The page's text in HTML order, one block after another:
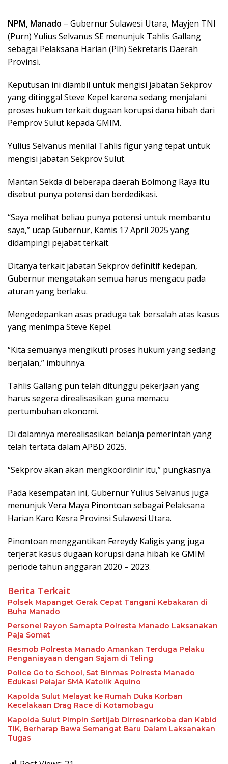
NPM, Manado – Gubernur Sulawesi Utara, Mayjen TNI
(Purn) Yulius Selvanus SE menunjuk Tahlis Gallang
sebagai Pelaksana Harian (Plh) Sekretaris Daerah
Provinsi.
Keputusan ini diambil untuk mengisi jabatan Sekprov
yang ditinggal Steve Kepel karena sedang menjalani
proses hukum terkait dugaan korupsi dana hibah dari
Pemprov Sulut kepada GMIM.
Yulius Selvanus menilai Tahlis figur yang tepat untuk
mengisi jabatan Sekprov Sulut.
Mantan Sekda di beberapa daerah Bolmong Raya itu
disebut punya potensi dan berdedikasi.
“Saya melihat beliau punya potensi untuk membantu
saya,” ucap Gubernur, Kamis 17 April 2025 yang
didampingi pejabat terkait.
Ditanya terkait jabatan Sekprov definitif kedepan,
Gubernur mengatakan semua harus mengacu pada
aturan yang berlaku.
Mengedepankan asas praduga tak bersalah atas kasus
yang menimpa Steve Kepel.
“Kita semuanya mengikuti proses hukum yang sedang
berjalan,” imbuhnya.
Tahlis Gallang pun telah ditunggu pekerjaan yang
harus segera direalisasikan guna memacu
pertumbuhan ekonomi.
Di dalamnya merealisasikan belanja pemerintah yang
telah tertata dalam APBD 2025.
“Sekprov akan akan mengkoordinir itu,” pungkasnya.
Pada kesempatan ini, Gubernur Yulius Selvanus juga
menunjuk Vera Maya Pinontoan sebagai Pelaksana
Harian Karo Kesra Provinsi Sulawesi Utara.
Pinontoan menggantikan Fereydy Kaligis yang juga
terjerat kasus dugaan korupsi dana hibah ke GMIM
periode tahun anggaran 2020 – 2023.
Berita Terkait
Polsek Mapanget Gerak Cepat Tangani Kebakaran di
Buha Manado
Personel Rayon Samapta Polresta Manado Laksanakan
Paja Somat
Resmob Polresta Manado Amankan Terduga Pelaku
Penganiayaan dengan Sajam di Teling
Police Go to School, Sat Binmas Polresta Manado
Edukasi Pelajar SMA Katolik Aquino
Kapolda Sulut Melayat ke Rumah Duka Korban
Kecelakaan Drag Race di Kotamobagu
Kapolda Sulut Pimpin Sertijab Dirresnarkoba dan Kabid
TIK, Berharap Bawa Semangat Baru Dalam Laksanakan
Tugas